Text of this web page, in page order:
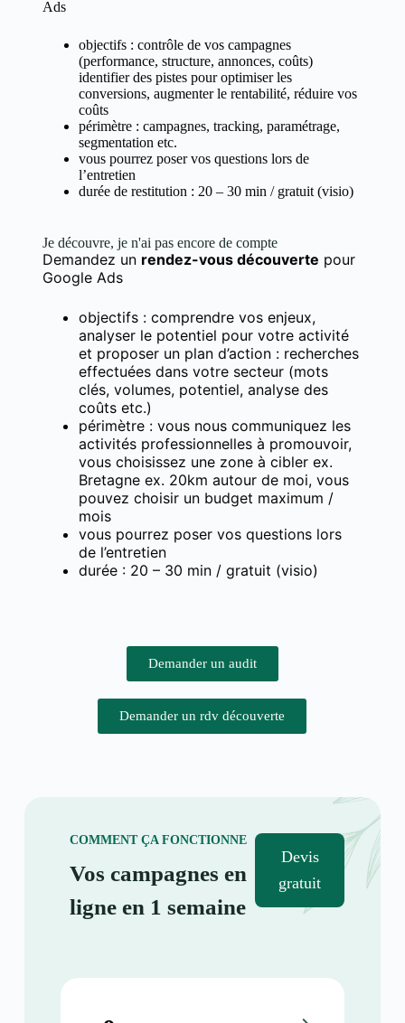
Ads
objectifs : contrôle de vos campagnes
(performance, structure, annonces, coûts)
identifier des pistes pour optimiser les
conversions, augmenter le rentabilité, réduire vos
coûts
périmètre : campagnes, tracking, paramétrage,
segmentation etc.
vous pourrez poser vos questions lors de
l’entretien
durée de restitution : 20 – 30 min / gratuit (visio)
Je découvre, je n'ai pas encore de compte
Demandez un rendez-vous découverte pour
Google Ads
objectifs : comprendre vos enjeux,
analyser le potentiel pour votre activité
et proposer un plan d’action : recherches
effectuées dans votre secteur (mots
clés, volumes, potentiel, analyse des
coûts etc.)
périmètre : vous nous communiquez les
activités professionnelles à promouvoir,
vous choisissez une zone à cibler ex.
Bretagne ex. 20km autour de moi, vous
pouvez choisir un budget maximum /
mois
vous pourrez poser vos questions lors
de l’entretien
durée : 20 – 30 min / gratuit (visio)
Demander un audit
Demander un rdv découverte
COMMENT ÇA FONCTIONNE
Vos campagnes en
ligne en 1 semaine
Devis
gratuit